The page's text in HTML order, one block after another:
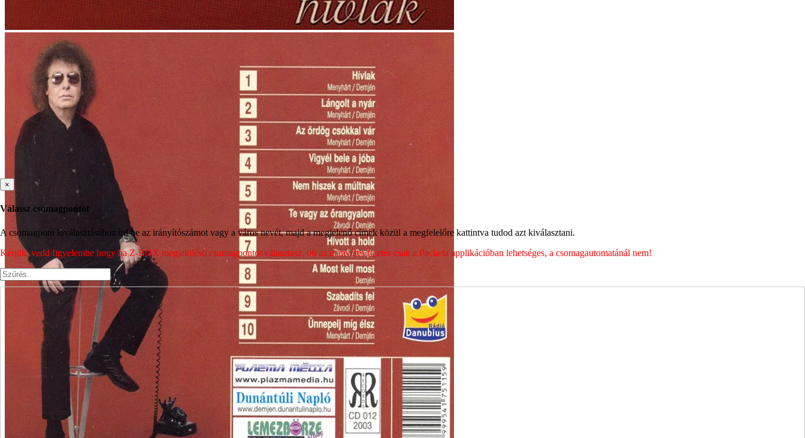
×
Válassz csomagpontot
A csomagpont kiválasztásához írd be az irányítószámot vagy a város nevét, majd a megjelenő címek közül a megfelelőre kattintva tudod azt kiválasztani.
Kérjük, vedd figyelembe hogy ha Z-BOX megjelölésű csomagpontot választasz, ott az utánvétes fizetés csak a Packeta applikációban lehetséges, a csomagautomatánál nem!